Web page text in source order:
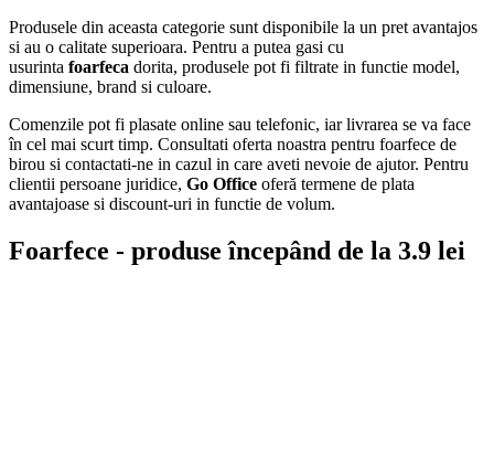
Produsele din aceasta categorie sunt disponibile la un pret avantajos
si au o calitate superioara. Pentru a putea gasi cu
usurinta foarfeca dorita, produsele pot fi filtrate in functie model,
dimensiune, brand si culoare.
Comenzile pot fi plasate online sau telefonic, iar livrarea se va face
în cel mai scurt timp. Consultati oferta noastra pentru foarfece de
birou si contactati-ne in cazul in care aveti nevoie de ajutor. Pentru
clientii persoane juridice, Go Office oferă termene de plata
avantajoase si discount-uri in functie de volum.
Foarfece - produse începând de la 3.9 lei